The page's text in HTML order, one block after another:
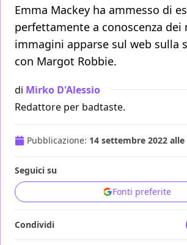
Emma Mackey ha ammesso di
perfettamente a conoscenza dei
immagini apparse sul web sulla
con Margot Robbie.
di Mirko D'Alessio
Redattore per badtaste.
Pubblicazione: 14 settembre 2022 alle
Seguici su
Fonti preferite
Condividi